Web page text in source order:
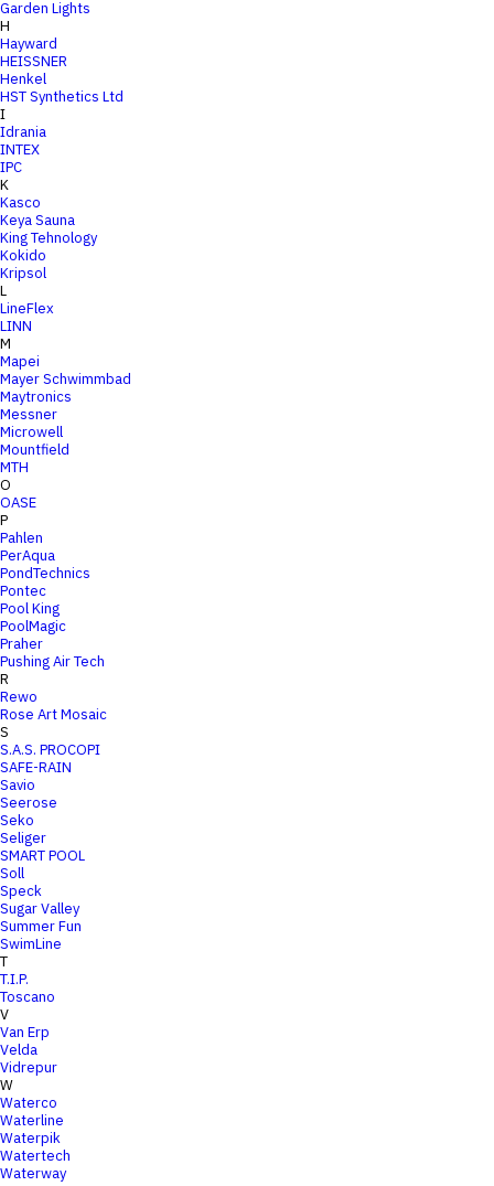
Garden Lights
H
Hayward
HEISSNER
Henkel
HST Synthetics Ltd
I
Idrania
INTEX
IPC
K
Kasco
Keya Sauna
King Tehnology
Kokido
Kripsol
L
LineFlex
LINN
M
Mapei
Mayer Schwimmbad
Maytronics
Messner
Microwell
Mountfield
MTH
O
OASE
P
Pahlen
PerAqua
PondTechnics
Pontec
Pool King
PoolMagic
Praher
Pushing Air Tech
R
Rewo
Rose Art Mosaic
S
S.A.S. PROCOPI
SAFE-RAIN
Savio
Seerose
Seko
Seliger
SMART POOL
Soll
Speck
Sugar Valley
Summer Fun
SwimLine
T
T.I.P.
Toscano
V
Van Erp
Velda
Vidrepur
W
Waterco
Waterline
Waterpik
Watertech
Waterway